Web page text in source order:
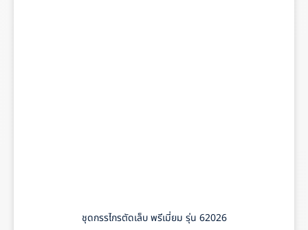
ชุดกรรไกรตัดเล็บ พรีเมี่ยม รุ่น 62026